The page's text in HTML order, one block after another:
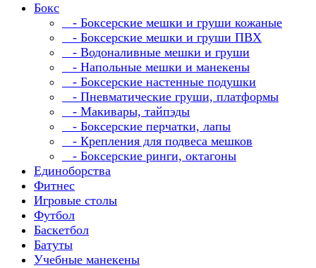
Бокс
- Боксерские мешки и груши кожаные
- Боксерские мешки и груши ПВХ
- Водоналивные мешки и груши
- Напольные мешки и манекены
- Боксерские настенные подушки
- Пневматические груши, платформы
- Макивары, тайпэды
- Боксерские перчатки, лапы
- Крепления для подвеса мешков
- Боксерские ринги, октагоны
Единоборства
Фитнес
Игровые столы
Футбол
Баскетбол
Батуты
Учебные манекены